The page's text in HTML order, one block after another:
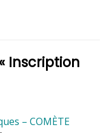
Inscription
– COMÈTE